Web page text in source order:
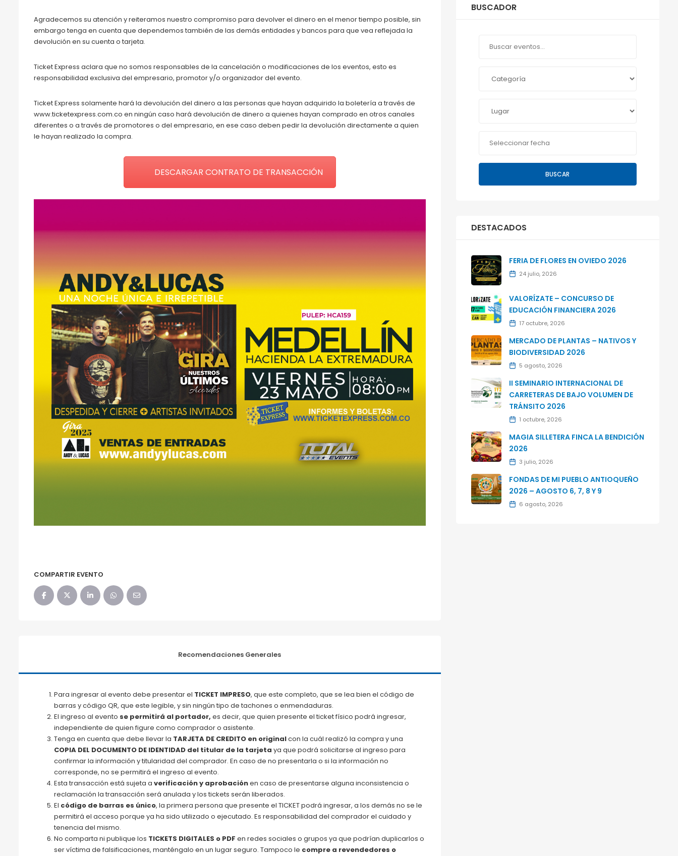
Agradecemos su atención y reiteramos nuestro compromiso para devolver el dinero en el menor tiempo posible, sin
embargo tenga en cuenta que dependemos también de las demás entidades y bancos para que vea reflejada la
devolución en su cuenta o tarjeta.
Ticket Express aclara que no somos responsables de la cancelación o modificaciones de los eventos, esto es
responsabilidad exclusiva del empresario, promotor y/o organizador del evento.
Ticket Express solamente hará la devolución del dinero a las personas que hayan adquirido la boletería a través de
www.ticketexpress.com.co en ningún caso hará devolución de dinero a quienes hayan comprado en otros canales
diferentes o a través de promotores o del empresario, en ese caso deben pedir la devolución directamente a quien
le hayan realizado la compra.
DESCARGAR CONTRATO DE TRANSACCIÓN
COMPARTIR EVENTO
Recomendaciones Generales
Para ingresar al evento debe presentar el TICKET IMPRESO, que este completo, que se lea bien el código de
barras y código QR, que este legible, y sin ningún tipo de tachones o enmendaduras.
El ingreso al evento se permitirá al portador, es decir, que quien presente el ticket físico podrá ingresar,
independiente de quien figure como comprador o asistente.
Tenga en cuenta que debe llevar la TARJETA DE CREDITO en originalcon la cuál realizó la compra y una
COPIA DEL DOCUMENTO DE IDENTIDAD del titular de la tarjeta ya que podrá solicitarse al ingreso para
confirmar la información y titularidad del comprador. En caso de no presentarla o si la información no
corresponde, no se permitirá el ingreso al evento.
Esta transacción está sujeta a verificación y aprobaciónen caso de presentarse alguna inconsistencia o
reclamación la transacción será anulada y los tickets serán liberados.
El código de barras es único, la primera persona que presente el TICKET podrá ingresar, a los demás no se le
permitirá el acceso porque ya ha sido utilizado o ejecutado. Es responsabilidad del comprador el cuidado y
tenencia del mismo.
No comparta ni publique los TICKETS DIGITALES o PDF en redes sociales o grupos ya que podrían duplicarlos o
ser víctima de falsificaciones, manténgalo en un lugar seguro. Tampoco le compre a revendedores o
BUSCADOR
BUSCAR
DESTACADOS
FERIA DE FLORES EN OVIEDO 2026
24 julio, 2026
VALORÍZATE – CONCURSO DE
EDUCACIÓN FINANCIERA 2026
17 octubre, 2026
MERCADO DE PLANTAS – NATIVOS Y
BIODIVERSIDAD 2026
5 agosto, 2026
II SEMINARIO INTERNACIONAL DE
CARRETERAS DE BAJO VOLUMEN DE
TRÁNSITO 2026
1 octubre, 2026
MAGIA SILLETERA FINCA LA BENDICIÓN
2026
3 julio, 2026
FONDAS DE MI PUEBLO ANTIOQUEÑO
2026 – AGOSTO 6, 7, 8 Y 9
6 agosto, 2026